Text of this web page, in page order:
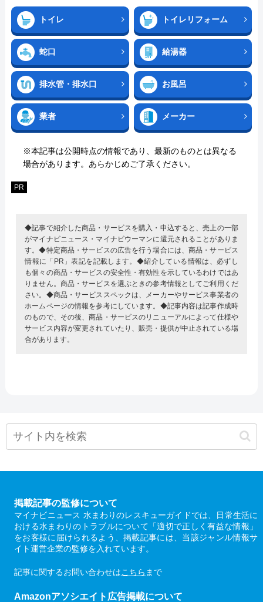
トイレ トイレリフォーム
蛇口 給湯器
排水管・排水口 お風呂
業者 メーカー
※本記事は公開時点の情報であり、最新のものとは異なる
場合があります。あらかじめご了承ください。
PR
◆記事で紹介した商品・サービスを購入・申込すると、売上の一部
がマイナビニュース・マイナビウーマンに還元されることがありま
す。◆特定商品・サービスの広告を行う場合には、商品・サービス
情報に「PR」表記を記載します。◆紹介している情報は、必ずし
も個々の商品・サービスの安全性・有効性を示しているわけではあ
りません。商品・サービスを選ぶときの参考情報としてご利用くだ
さい。◆商品・サービススペックは、メーカーやサービス事業者の
ホームページの情報を参考にしています。◆記事内容は記事作成時
のもので、その後、商品・サービスのリニューアルによって仕様や
サービス内容が変更されていたり、販売・提供が中止されている場
合があります。
掲載記事の監修について
マイナビニュース 水まわりのレスキューガイドでは、日常生活に
おける水まわりのトラブルについて「適切で正しく有益な情報」
をお客様に届けられるよう、掲載記事には、当該ジャンル情報サ
イト運営企業の監修を入れています。
記事に関するお問い合わせはこちら まで
Amazonアソシエイト広告掲載について